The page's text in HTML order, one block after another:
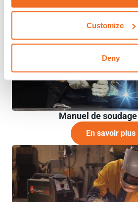
Customize
Deny
Manuel de
En savoir plus